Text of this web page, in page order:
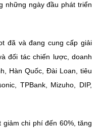
những ngày đầu phát triển
đã và đang cung cấp giải
đối tác chiến lược, doanh
Hàn Quốc, Đài Loan, tiêu
TPBank, Mizuho, DIP,
giảm chi phí đến 60%, tăng